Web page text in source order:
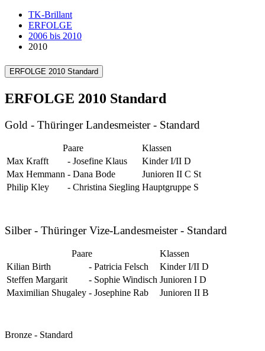
TK-Brillant
ERFOLGE
2006 bis 2010
2010
ERFOLGE 2010 Standard
ERFOLGE 2010 Standard
Gold - Thüringer Landesmeister - Standard
Paare
Klassen
Max Krafft
- Josefine Klaus
Kinder I/II D
Max Hemmann - Dana Bode
Junioren II C St
Philip Kley
- Christina Siegling Hauptgruppe S
Silber - Thüringer Vize-Landesmeister - Standard
Paare
Klassen
Kilian Birth
- Patricia Felsch
Kinder I/II D
Steffen Margarit
- Sophie Windisch Junioren I D
Maximilian Shugaley - Josephine Rab Junioren II B
Bronze - Standard